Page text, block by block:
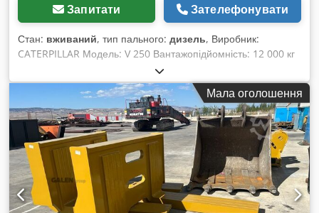
Запитати Зателефонувати
Стан: вживаний, тип пального: дизель, Виробник:
CATERPILLAR Модель: V 250 Вантажопідйомність: 12 000 кг
Висота підйому: 3 710 мм Висота стріли: 1 400 мм Ширина:
2 550 мм Cjdpfxsc Urcij Ahmorf Загальна довжина (з
вилками): 6 400 мм
Мала оголошення